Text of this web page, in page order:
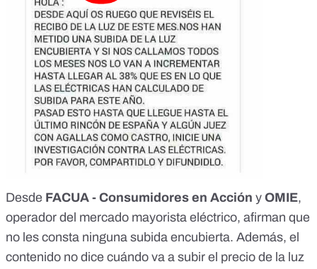
Desde FACUA - Consumidores en Acción y OMIE,
operador del mercado mayorista eléctrico, afirman que
no les consta ninguna subida encubierta. Además, el
contenido no dice cuándo va a subir el precio de la luz